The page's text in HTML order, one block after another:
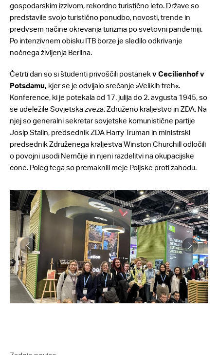
gospodarskim izzivom, rekordno turistično leto. Države so
predstavile svojo turistično ponudbo, novosti, trende in
predvsem načine okrevanja turizma po svetovni pandemiji.
Po intenzivnem obisku ITB borze je sledilo odkrivanje
nočnega življenja Berlina.
Četrti dan so si študenti privoščili postanekv Cecilienhof v
Potsdamu, kjer se je odvijalo srečanje »Velikih treh«.
Konference, ki je potekala od 17. julija do 2. avgusta 1945, so
se udeležile Sovjetska zveza, Združeno kraljestvo in ZDA. Na
njej so generalni sekretar sovjetske komunistične partije
Josip Stalin, predsednik ZDA Harry Truman in ministrski
predsednik Združenega kraljestva Winston Churchill odločili
o povojni usodi Nemčije in njeni razdelitvi na okupacijske
cone. Poleg tega so premaknili meje Poljske proti zahodu.